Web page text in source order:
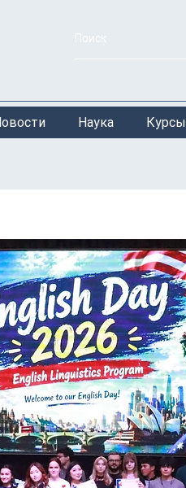
Наука Курсы